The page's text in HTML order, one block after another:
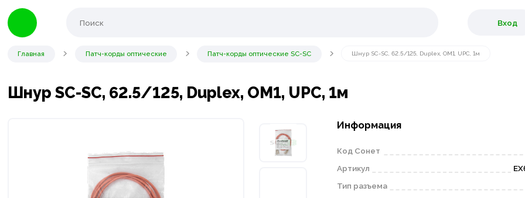
Вход
Главная Патч-корды оптические Патч-корды оптические SC-SC Шнур SC-SC, 62.5/125, Duplex, OM1, UPC, 1м
Шнур SC-SC, 62.5/125, Duplex, OM1, UPC, 1м
Информация
Код Сонет
Артикул
Тип разъема